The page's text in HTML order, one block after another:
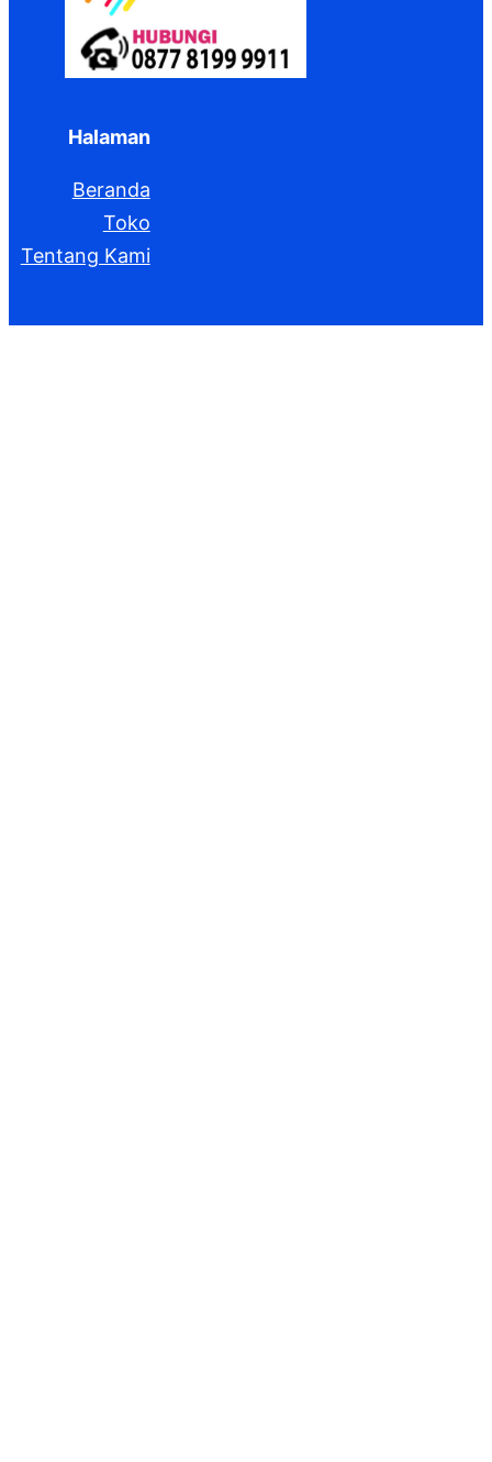
Halaman
Beranda
Toko
Tentang Kami